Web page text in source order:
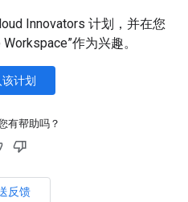
Innovators 计划，并在您
作为兴趣。
计划
有帮助吗？
反馈